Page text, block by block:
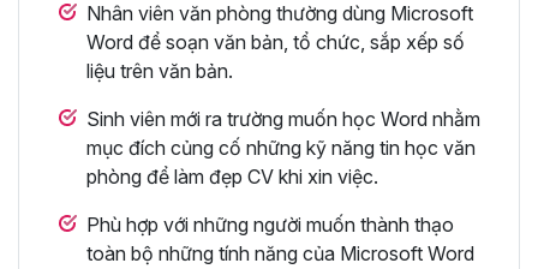
Nhân viên văn phòng thường dùng Microsoft
Word để soạn văn bản, tổ chức, sắp xếp số
liệu trên văn bản.
Sinh viên mới ra trường muốn học Word nhằm
mục đích củng cố những kỹ năng tin học văn
phòng để làm đẹp CV khi xin việc.
Phù hợp với những người muốn thành thạo
toàn bộ những tính năng của Microsoft Word